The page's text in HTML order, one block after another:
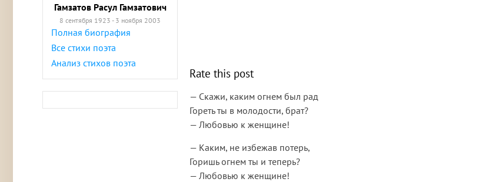
Гамзатов Расул Гамзатович
8 сентября 1923 - 3 ноября 2003
Полная биография
Все стихи поэта
Анализ стихов поэта
Rate this post
— Скажи, каким огнем был рад
Гореть ты в молодости, брат?
— Любовью к женщине!
— Каким, не избежав потерь,
Горишь огнем ты и теперь?
— Любовью к женщине!